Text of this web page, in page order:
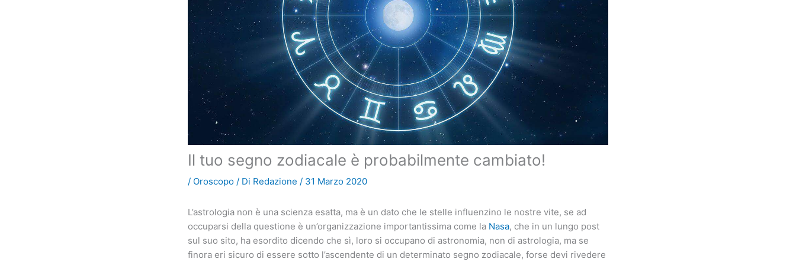
Il tuo segno zodiacale è probabilmente cambiato!
/ Oroscopo / Di Redazione / 31 Marzo 2020
L’astrologia non è una scienza esatta, ma è un dato che le stelle influenzino le nostre vite, se ad
occuparsi della questione è un’organizzazione importantissima come la Nasa, che in un lungo post
sul suo sito, ha esordito dicendo che sì, loro si occupano di astronomia, non di astrologia, ma se
finora eri sicuro di essere sotto l’ascendente di un determinato segno zodiacale, forse devi rivedere